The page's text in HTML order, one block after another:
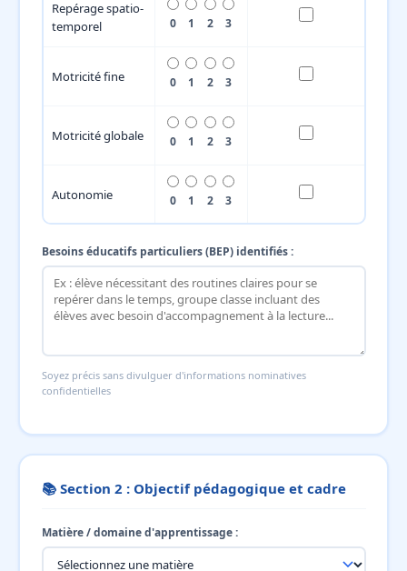
Repérage spatio-
temporel
0 1 2 3
Motricité fine 0 1 2 3
Motricité globale 0 1 2 3
Autonomie 0 1 2 3
Besoins éducatifs particuliers (BEP) identifiés :
Soyez précis sans divulguer d'informations nominatives
confidentielles
📚 Section 2 : Objectif pédagogique et cadre
Matière / domaine d'apprentissage :